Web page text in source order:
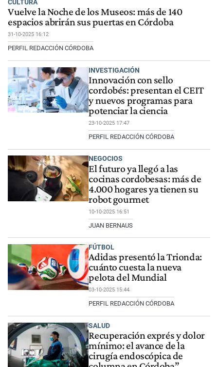
CULTURA
Vuelve la Noche de los Museos: más de 140
espacios abrirán sus puertas en Córdoba
31-10-2025 16:12
PERFIL REDACCIÓN CÓRDOBA
INVESTIGACIÓN
Innovación con sello
cordobés: presentan el CEIT
y nuevos programas para
potenciar la ciencia
23-10-2025 17:47
PERFIL REDACCIÓN CÓRDOBA
NEGOCIOS
El futuro ya llegó a las
cocinas cordobesas: más de
4.000 hogares ya tienen su
robot gourmet
10-10-2025 16:51
JUAN BERNAUS
FÚTBOL
Adidas presentó la Trionda:
cuánto cuesta la nueva
pelota del Mundial
03-10-2025 15:44
PERFIL REDACCIÓN CÓRDOBA
SALUD
Recuperación exprés y dolor
mínimo: el avance de la
cirugía endoscópica de